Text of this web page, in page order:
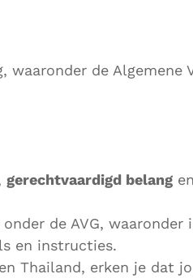
de Algemene
gerechtvaardigd belang en
de AVG, waaronder
en instructies.
Thailand, erken je dat